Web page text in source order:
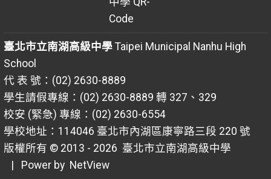
臺北市立南湖高級中學Taipei Municipal Nanhu High
School
代 表 號：(02) 2630-8889
學生請假專線：(02) 2630-8889 轉 327、329
校安 (緊急) 專線：(02) 2630-6554
學校地址：114046 臺北市內湖區康寧路三段 220 號
版權所有 © 2013 - 2026 臺北市立南湖高級中學
| Power by NetView